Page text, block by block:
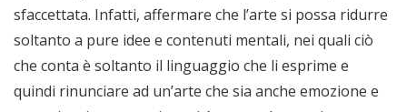
sfaccettata. Infatti, affermare che l’arte si possa ridurre
soltanto a pure idee e contenuti mentali, nei quali ciò
che conta è soltanto il linguaggio che li esprime e
quindi rinunciare ad un’arte che sia anche emozione e